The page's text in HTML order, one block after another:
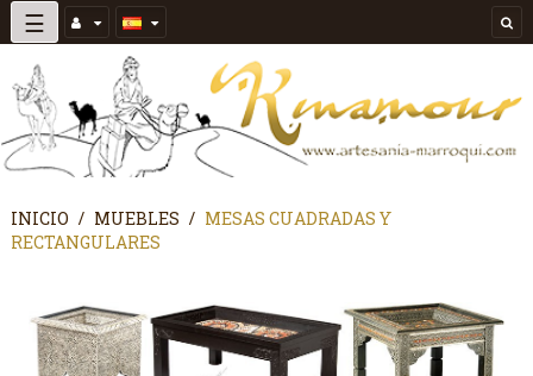
Navegación
de
palanca
☰
INICIO MUEBLES
MESAS CUADRADAS Y
RECTANGULARES